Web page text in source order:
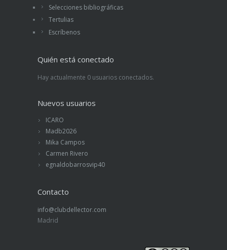
Selecciones bibliográficas
Tertulias
Escríbenos
Quién está conectado
Hay actualmente 0 usuarios conectados.
Nuevos usuarios
ICARO
Madb2026
Mika Campos
Carmen Rivero
egnaldobarrosvip40
Contacto
info@clubdellector.com
Madrid